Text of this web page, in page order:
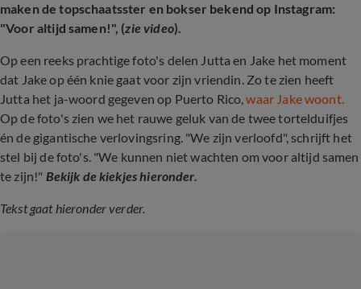
maken de topschaatsster en bokser bekend op Instagram:
"Voor altijd samen!", (zie video).
Op een reeks prachtige foto's delen Jutta en Jake het moment
dat Jake op één knie gaat voor zijn vriendin. Zo te zien heeft
Jutta het ja-woord gegeven op Puerto Rico,waar Jake woont.
Op de foto's zien we het rauwe geluk van de twee tortelduifjes
én de gigantische verlovingsring. "We zijn verloofd", schrijft het
stel bij de foto's. "We kunnen niet wachten om voor altijd samen
te zijn!" Bekijk de kiekjes hieronder.
Tekst gaat hieronder verder.